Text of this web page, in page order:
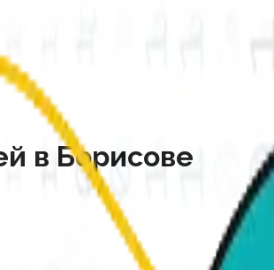
в Борисове